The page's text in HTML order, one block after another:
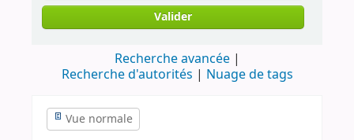
Valider
Recherche avancée
Recherche d'autorités
Nuage de tags
Vue normale